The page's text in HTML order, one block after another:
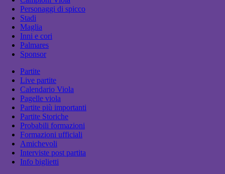
Personaggi di spicco
Stadi
Maglia
Inni e cori
Palmares
Sponsor
Partite
Live partite
Calendario Viola
Pagelle viola
Partite più importanti
Partite Storiche
Probabili formazioni
Formazioni ufficiali
Amichevoli
Interviste post partita
Info biglietti